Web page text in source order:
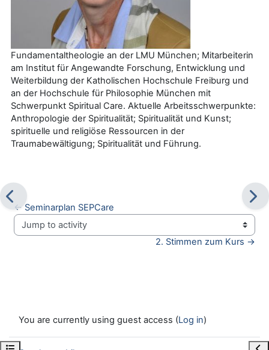
Fundamentaltheologie an der LMU München; Mitarbeiterin
am Institut für Angewandte Forschung, Entwicklung und
Weiterbildung der Katholischen Hochschule Freiburg und
an der Hochschule für Philosophie München mit
Schwerpunkt Spiritual Care. Aktuelle Arbeitsschwerpunkte:
Anthropologie der Spiritualität; Spiritualität und Kunst;
spirituelle und religiöse Ressourcen in der
Traumabewältigung; Spiritualität und Führung.
← Seminarplan SEPCare
Jump to activity
2. Stimmen zum Kurs →
You are currently using guest access (Log in)